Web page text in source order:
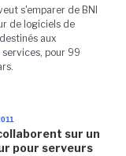
s'emparer de BNI
de logiciels de
aux
pour 99
sur un
pour serveurs